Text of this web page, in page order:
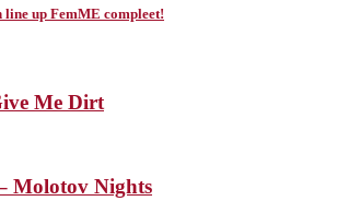
line up FemME compleet!
Me Dirt
Molotov Nights